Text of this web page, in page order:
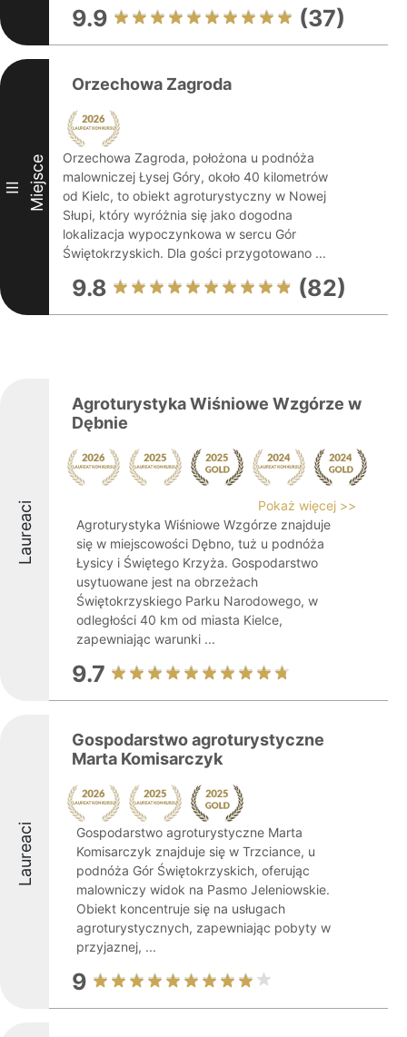
9.9 (37)
III Miejsce
Orzechowa Zagroda
Orzechowa Zagroda, położona u podnóża
malowniczej Łysej Góry, około 40 kilometrów
od Kielc, to obiekt agroturystyczny w Nowej
Słupi, który wyróżnia się jako dogodna
lokalizacja wypoczynkowa w sercu Gór
Świętokrzyskich. Dla gości przygotowano ...
9.8 (82)
Laureaci
Agroturystyka Wiśniowe Wzgórze w
Dębnie
Pokaż więcej >>
Agroturystyka Wiśniowe Wzgórze znajduje
się w miejscowości Dębno, tuż u podnóża
Łysicy i Świętego Krzyża. Gospodarstwo
usytuowane jest na obrzeżach
Świętokrzyskiego Parku Narodowego, w
odległości 40 km od miasta Kielce,
zapewniając warunki ...
9.7
Laureaci
Gospodarstwo agroturystyczne
Marta Komisarczyk
Gospodarstwo agroturystyczne Marta
Komisarczyk znajduje się w Trzciance, u
podnóża Gór Świętokrzyskich, oferując
malowniczy widok na Pasmo Jeleniowskie.
Obiekt koncentruje się na usługach
agroturystycznych, zapewniając pobyty w
przyjaznej, ...
9